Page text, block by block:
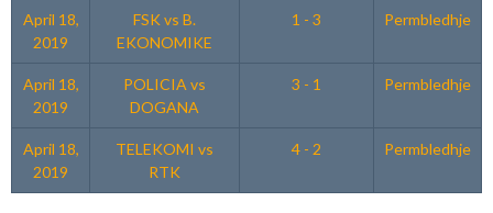
April 18,
2019
FSK vs B.
EKONOMIKE
1 - 3 Permbledhje
April 18,
2019
POLICIA vs
DOGANA
3 - 1 Permbledhje
April 18,
2019
TELEKOMI vs
RTK
4 - 2 Permbledhje